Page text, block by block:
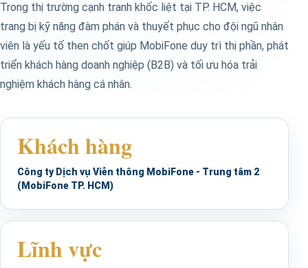
Trong thị trường cạnh tranh khốc liệt tại TP. HCM, việc
trang bị kỹ năng đàm phán và thuyết phục cho đội ngũ nhân
viên là yếu tố then chốt giúp MobiFone duy trì thị phần, phát
triển khách hàng doanh nghiệp (B2B) và tối ưu hóa trải
nghiệm khách hàng cá nhân.
Khách hàng
Công ty Dịch vụ Viễn thông MobiFone - Trung tâm 2
(MobiFone TP. HCM)
Lĩnh vực